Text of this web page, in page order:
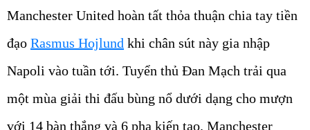
Manchester United hoàn tất thỏa thuận chia tay tiền
đạo Rasmus Hojlund khi chân sút này gia nhập
Napoli vào tuần tới. Tuyển thủ Đan Mạch trải qua
một mùa giải thi đấu bùng nổ dưới dạng cho mượn
với 14 bàn thắng và 6 pha kiến tạo. Manchester